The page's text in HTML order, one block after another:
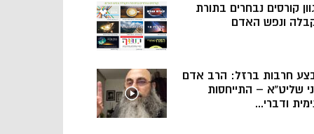
קורסים נבחרים בתורת
ונפש האדם
חרבות ברזל: הרב אדם
שליט”א – התייחסות
ודברי...